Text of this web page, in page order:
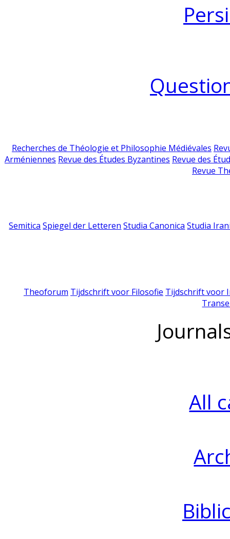
Recherches de Théologie et Philosophie Médiévales
Arméniennes Revue des Études Byzantines Revue des
Revue
Semitica Spiegel der Letteren Studia Canonica Studia
Theoforum Tijdschrift voor Filosofie Tijdschrift voor
All